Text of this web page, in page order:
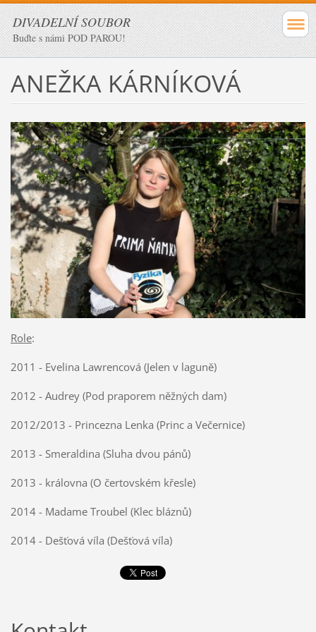
DIVADELNÍ SOUBOR
Buďte s námi POD PAROU!
ANEŽKA KÁRNÍKOVÁ
Role:
2011 - Evelina Lawrencová (Jelen v laguně)
2012 - Audrey (Pod praporem něžných dam)
2012/2013 - Princezna Lenka (Princ a Večernice)
2013 - Smeraldina (Sluha dvou pánů)
2013 - královna (O čertovském křesle)
2014 - Madame Troubel (Klec bláznů)
2014 - Dešťová víla (Dešťová víla)